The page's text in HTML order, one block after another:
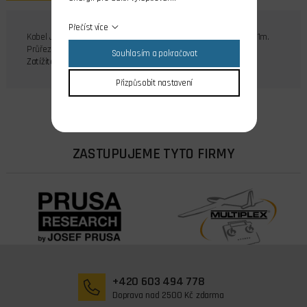
Kabel JR kroucený třížilový se PVC izolací cena je uvedena za 1m.
Průřez kabelu: 3x0,25 mm2
Zatížitelnost: max. 5A
ZASTUPUJEME TYTO FIRMY
+420 603 494 778
Doprava nad 2500 Kč zdarma
Přečíst více
Souhlasím a pokračovat
Přizpůsobit nastavení